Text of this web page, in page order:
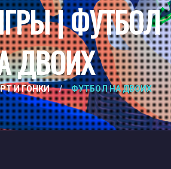
| ФУТБОЛ
ДВОИХ
И ГОНКИ / ФУТБОЛ НА ДВОИХ